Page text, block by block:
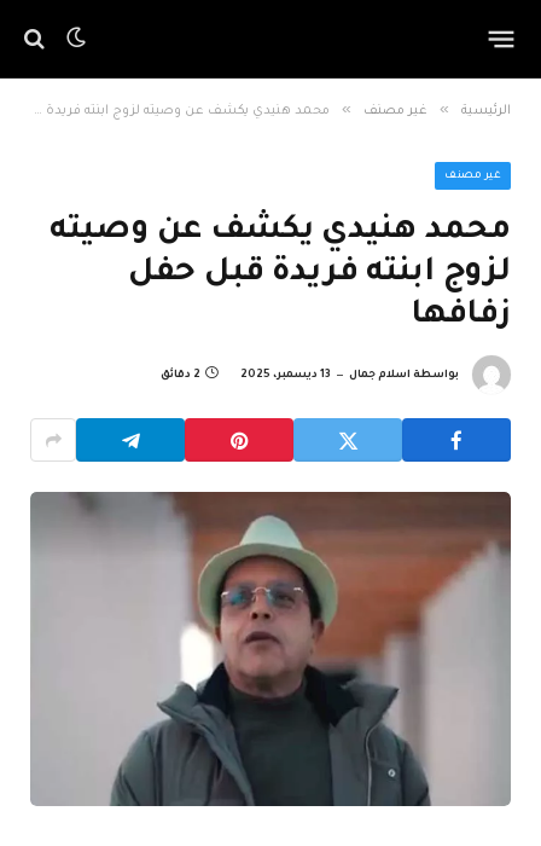
الرئيسية » غير مصنف » محمد هنيدي يكشف عن وصيته لزوج ابنته فريدة قبل حفل زفافها
غير مصنف
محمد هنيدي يكشف عن وصيته
لزوج ابنته فريدة قبل حفل
زفافها
بواسطة اسلام جمال 13 ديسمبر، 2025 2 دقائق